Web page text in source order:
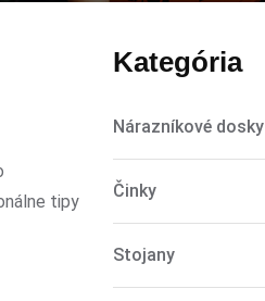
tipy
Kategória
Nárazníkové dosky
Činky
Stojany